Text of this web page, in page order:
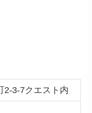
2-3-7クエスト内